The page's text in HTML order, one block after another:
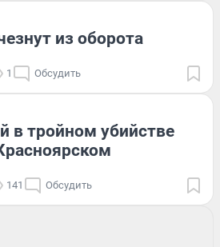
из оборота
1 Обсудить
в тройном убийстве
141 Обсудить